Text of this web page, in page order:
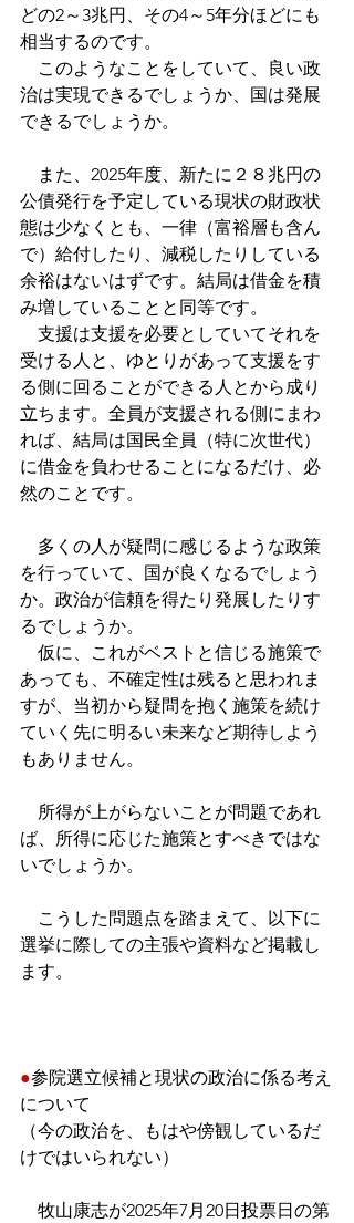
どの2～3兆円、その4～5年分ほどにも
相当するのです。
このようなことをしていて、良い政
治は実現できるでしょうか、国は発展
できるでしょうか。
また、2025年度、新たに２８兆円の
公債発行を予定している現状の財政状
態は少なくとも、一律（富裕層も含ん
で）給付したり、減税したりしている
余裕はないはずです。結局は借金を積
み増していることと同等です。
支援は支援を必要としていてそれを
受ける人と、ゆとりがあって支援をす
る側に回ることができる人とから成り
立ちます。全員が支援される側にまわ
れば、結局は国民全員（特に次世代）
に借金を負わせることになるだけ、必
然のことです。
多くの人が疑問に感じるような政策
を行っていて、国が良くなるでしょう
か。政治が信頼を得たり発展したりす
るでしょうか。
仮に、これがベストと信じる施策で
あっても、不確定性は残ると思われま
すが、当初から疑問を抱く施策を続け
ていく先に明るい未来など期待しよう
もありません。
所得が上がらないことが問題であれ
ば、所得に応じた施策とすべきではな
いでしょうか。
こうした問題点を踏まえて、以下に
選挙に際しての主張や資料など掲載し
ます。
●参院選立候補と現状の政治に係る考え
について
（今の政治を、もはや傍観しているだ
けではいられない）
牧山康志が2025年7月20日投票日の第